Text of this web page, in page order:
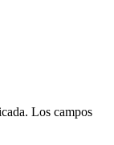
Los campos